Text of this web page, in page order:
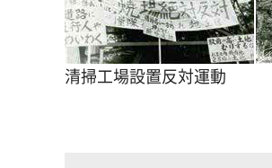
清掃工場設置反対運動